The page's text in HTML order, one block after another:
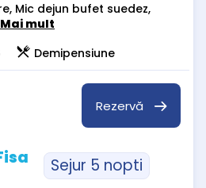
Mic dejun bufet suedez,
Mai mult
Demipensiune
Rezervă
Sejur 5 nopti